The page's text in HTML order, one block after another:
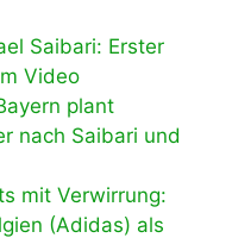
Saibari: Erster
Video
plant
nach Saibari und
mit Verwirrung:
(Adidas) als